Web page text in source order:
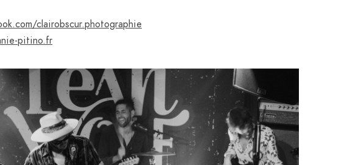
clairobscur.photographie
pitino.fr